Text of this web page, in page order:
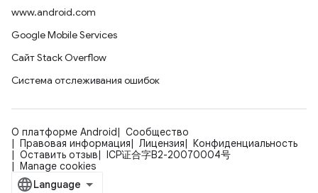
www.android.com
Google Mobile Services
Сайт Stack Overflow
Система отслеживания ошибок
О платформе Android
Сообщество
Правовая информация
Лицензия
Конфиденциальность
Оставить отзыв
ICP证合字B2-20070004号
Manage cookies